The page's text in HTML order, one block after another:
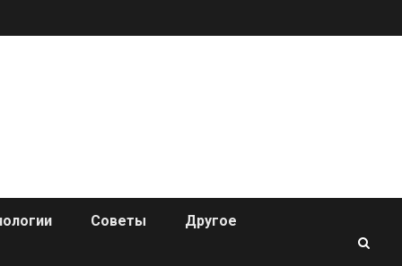
Советы Другое